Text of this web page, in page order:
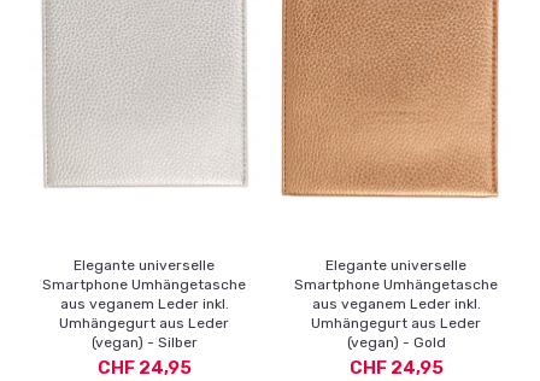
Elegante universelle
Smartphone Umhängetasche
aus veganem Leder inkl.
Umhängegurt aus Leder
(vegan) - Silber
CHF 24,95
Elegante universelle
Smartphone Umhängetasche
aus veganem Leder inkl.
Umhängegurt aus Leder
(vegan) - Gold
CHF 24,95